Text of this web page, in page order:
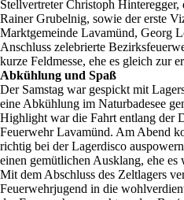
Stellvertreter Christoph
Rainer Grubelnig, sowie der erste
Marktgemeinde Lavamünd, Georg
Anschluss zelebrierte
kurze Feldmesse, ehe es gleich zur
Abkühlung und Spaß
Der Samstag war gespickt mit
eine Abkühlung im Naturbadesee
Highlight war die Fahrt entlang der
Feuerwehr Lavamünd. Am Abend
richtig bei der Lagerdisco
einen gemütlichen Ausklang, ehe es
Mit dem Abschluss des Zeltlagers
Feuerwehrjugend in die